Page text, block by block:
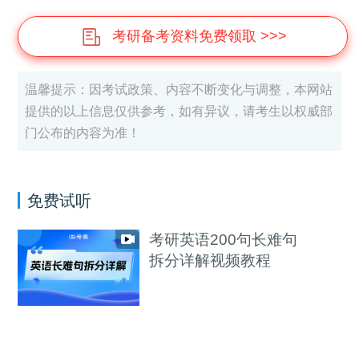
考研备考资料免费领取 >>>
温馨提示：因考试政策、内容不断变化与调整，本网站
提供的以上信息仅供参考，如有异议，请考生以权威部
门公布的内容为准！
免费试听
考研英语200句长难句
拆分详解视频教程